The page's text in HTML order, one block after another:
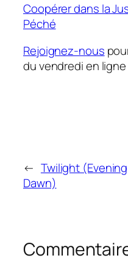
Coopérer dans la
Péché
Rejoignez-nous
du vendredi en
← Twilight
Dawn)